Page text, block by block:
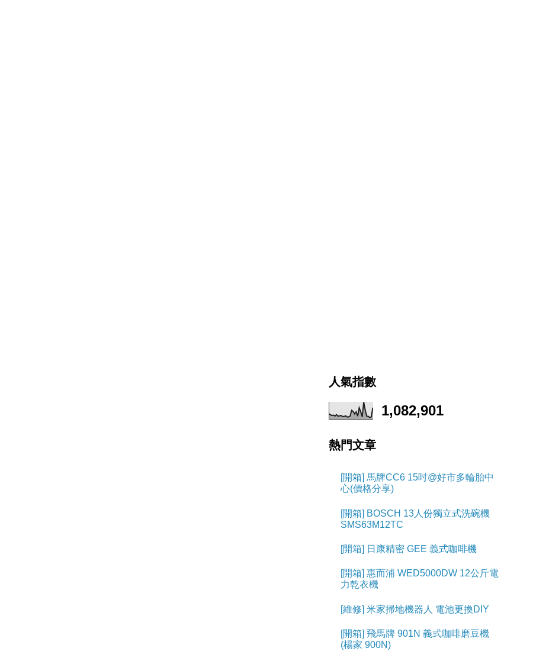
人氣指數
1,082,901
熱門文章
[開箱] 馬牌CC6 15吋@好市多輪胎中
心(價格分享)
[開箱] BOSCH 13人份獨立式洗碗機
SMS63M12TC
[開箱] 日康精密 GEE 義式咖啡機
[開箱] 惠而浦 WED5000DW 12公斤電
力乾衣機
[維修] 米家掃地機器人 電池更換DIY
[開箱] 飛馬牌 901N 義式咖啡磨豆機
(楊家 900N)